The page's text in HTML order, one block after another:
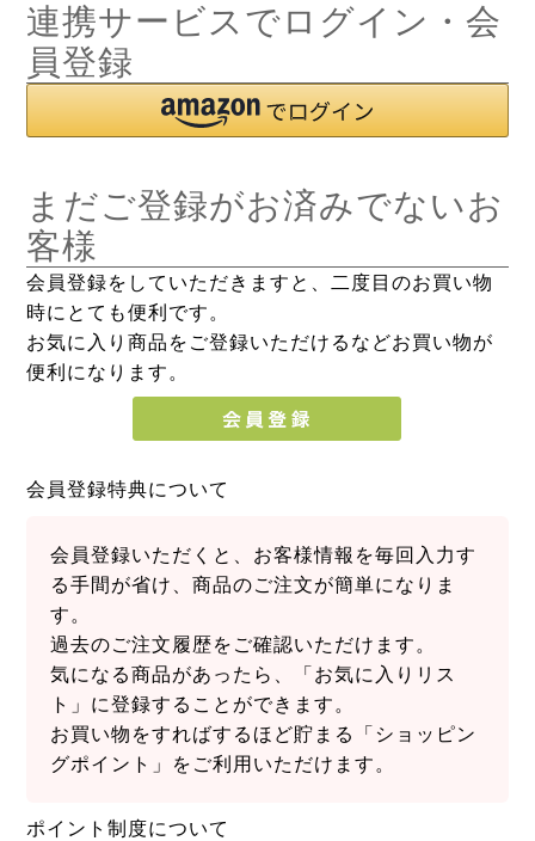
連携サービスでログイン・会
員登録
まだご登録がお済みでないお
客様
会員登録をしていただきますと、二度目のお買い物
時にとても便利です。
お気に入り商品をご登録いただけるなどお買い物が
便利になります。
会員登録特典について
会員登録いただくと、お客様情報を毎回入力す
る手間が省け、商品のご注文が簡単になりま
す。
過去のご注文履歴をご確認いただけます。
気になる商品があったら、「お気に入りリス
ト」に登録することができます。
お買い物をすればするほど貯まる「ショッピン
グポイント」をご利用いただけます。
ポイント制度について